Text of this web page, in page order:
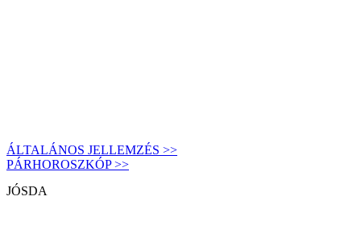
ÁLTALÁNOS JELLEMZÉS >>
PÁRHOROSZKÓP >>
JÓSDA